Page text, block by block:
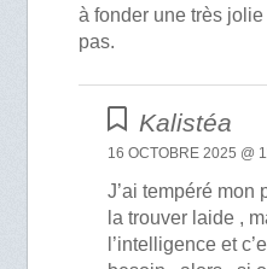
à fonder une très
pas.
Kalistéa
16 OCTOBRE 2025 @
J’ai tempéré mon
la trouver laide ,
l’intelligence et